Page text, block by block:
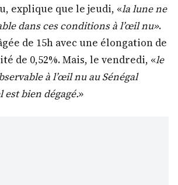
explique que le jeudi, «la lune ne
dans ces conditions à l’œil nu».
de 15h avec une élongation de
de 0,52%. Mais, le vendredi, «le
à l’œil nu au Sénégal
bien dégagé.»